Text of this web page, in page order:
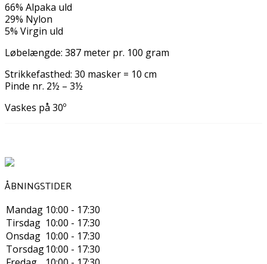
66% Alpaka uld
29% Nylon
5% Virgin uld
Løbelængde: 387 meter pr. 100 gram
Strikkefasthed: 30 masker = 10 cm
Pinde nr. 2½ – 3½
Vaskes på 30º
ÅBNINGSTIDER
Mandag 10:00 - 17:30
Tirsdag 10:00 - 17:30
Onsdag 10:00 - 17:30
Torsdag10:00 - 17:30